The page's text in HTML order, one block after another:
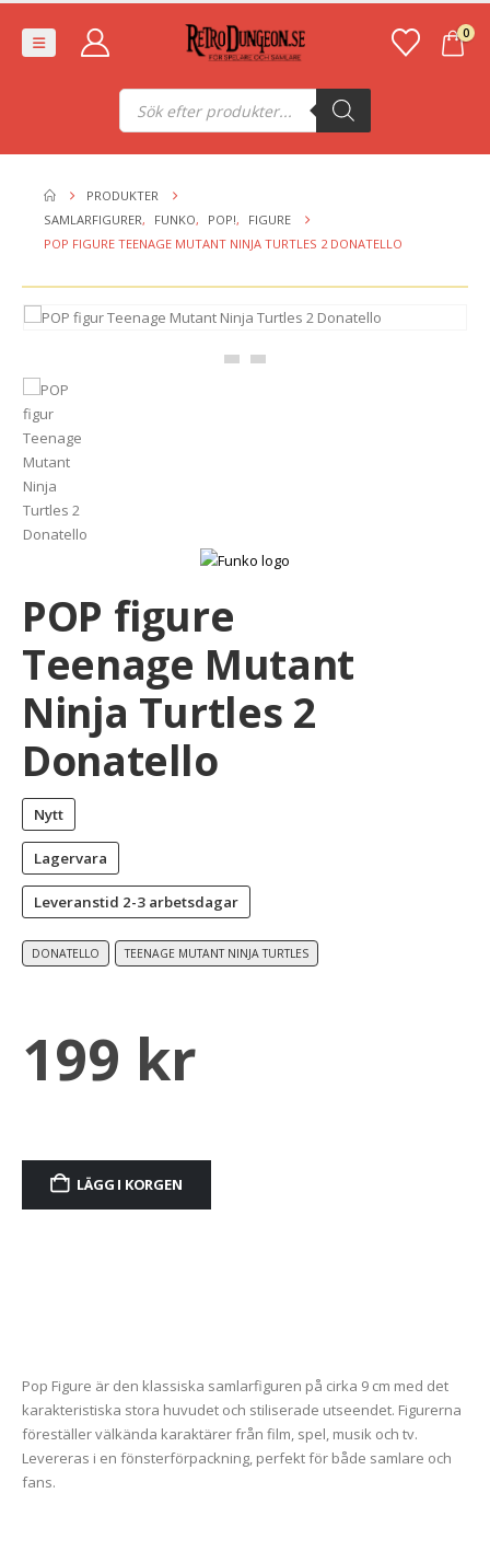
0
Produktsökning
PRODUKTER
SAMLARFIGURER, FUNKO, POP!,
FIGURE
POP FIGURE TEENAGE MUTANT NINJA TURTLES 2 DONATELLO
POP figure
Teenage Mutant
Ninja Turtles 2
Donatello
Nytt
Lagervara
Leveranstid 2-3 arbetsdagar
DONATELLO TEENAGE MUTANT NINJA TURTLES
199 kr
LÄGG I KORGEN
Alternative:
Pop Figure är den klassiska samlarfiguren på cirka 9 cm med det
karakteristiska stora huvudet och stiliserade utseendet. Figurerna
föreställer välkända karaktärer från film, spel, musik och tv.
Levereras i en fönsterförpackning, perfekt för både samlare och
fans.